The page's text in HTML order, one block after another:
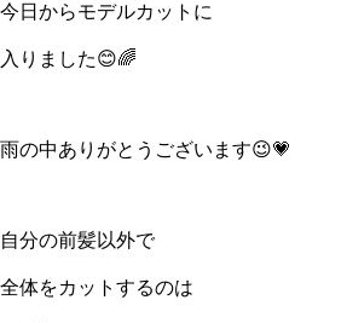
今日からモデルカットに
入りました😊🌈
雨の中ありがとうございます😉💗
自分の前髪以外で
全体をカットするのは